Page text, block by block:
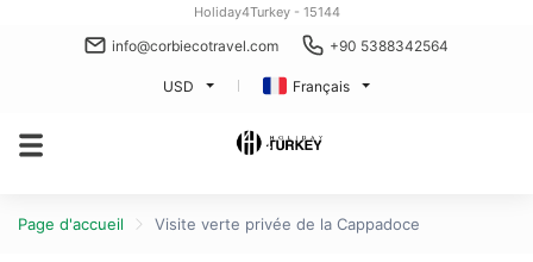
Holiday4Turkey - 15144
info@corbiecotravel.com +90 5388342564
USD Français
Page d'accueil Visite verte privée de la Cappadoce